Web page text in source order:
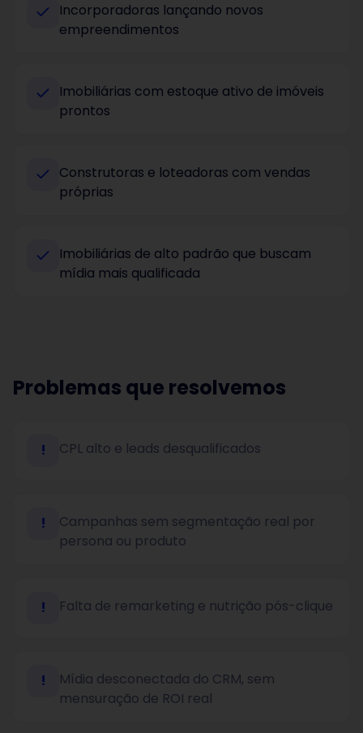
Incorporadoras lançando novos
empreendimentos
Imobiliárias com estoque ativo de imóveis
prontos
Construtoras e loteadoras com vendas
próprias
Imobiliárias de alto padrão que buscam
mídia mais qualificada
Problemas que resolvemos
! CPL alto e leads desqualificados
!
Campanhas sem segmentação real por
persona ou produto
! Falta de remarketing e nutrição pós-clique
!
Mídia desconectada do CRM, sem
mensuração de ROI real